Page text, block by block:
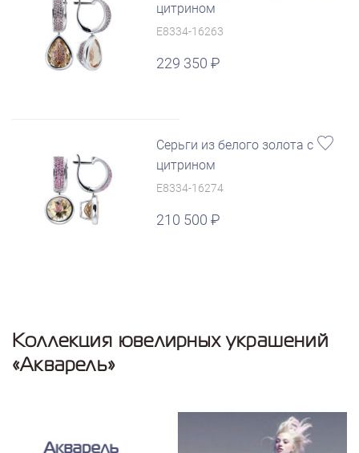
цитрином
E8334-16263
229 350
Серьги из белого золота с
цитрином
E8334-16274
210 500
Коллекция ювелирных украшений
«Акварель»